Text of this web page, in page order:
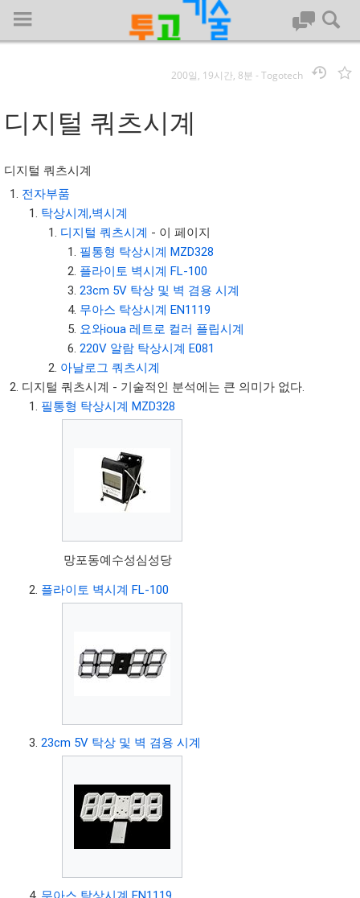
대문
회사명 :
투고기술
| 대표 : 김명기 | 사업자번호 : 142-08-78939
전화 : 031-8065-5299 | 주소 : (16954)) 경기도 용인시 기흥구 흥덕1
로 13, B동(complex동) 1213호(영덕동,흥덕IT밸리)
COPYRIGHT (C) 투고기술 ALL RIGHTS RESEVED
투고기술 위키 저작권
200일, 19시간, 8분 -Togotech
디지털 쿼츠시계
디지털 쿼츠시계
전자부품
탁상시계,벽시계
디지털 쿼츠시계 - 이 페이지
필통형 탁상시계 MZD328
플라이토 벽시계 FL-100
23cm 5V 탁상 및 벽 겸용 시계
무아스 탁상시계 EN1119
요와ioua 레트로 컬러 플립시계
220V 알람 탁상시계 E081
아날로그 쿼츠시계
디지털 쿼츠시계 - 기술적인 분석에는 큰 의미가 없다.
필통형 탁상시계 MZD328
망포동예수성심성당
플라이토 벽시계 FL-100
23cm 5V 탁상 및 벽 겸용 시계